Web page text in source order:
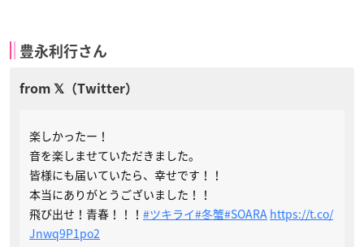
豊永利行さん
楽しかったー！
音を楽しませていただきました。
皆様にも届いていたら、幸せです！！
本当にありがとうございました！！
飛び出せ！青春！！！ #ツキライ#冬蟹#SOARA https://t.co/
Jnwq9P1po2